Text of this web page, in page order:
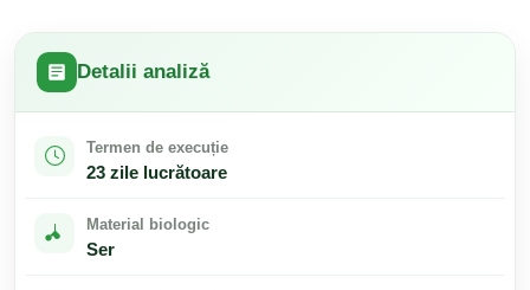
Detalii analiză
Termen de execuție
23 zile lucrătoare
Material biologic
Ser